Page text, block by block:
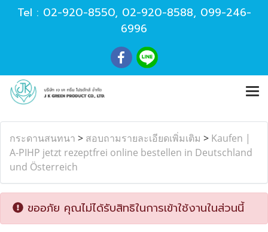
Tel : 02-920-8550, 02-920-8588, 099-246-
6996
กระดานสนทนา > สอบถามรายละเอียดเพิ่มเติม > Kaufen |
A-PIHP jetzt rezeptfrei online bestellen in Deutschland
und Österreich
ขออภัย คุณไม่ได้รับสิทธิในการเข้าใช้งานในส่วนนี้